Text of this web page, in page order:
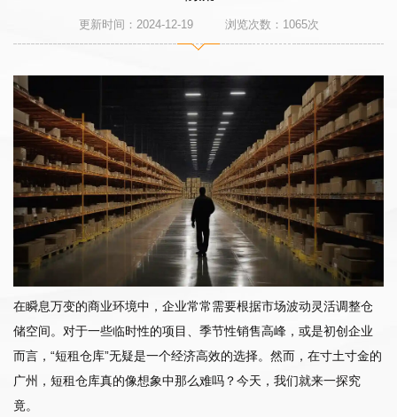
更新时间：2024-12-19 浏览次数： 1065次
在瞬息万变的商业环境中，企业常常需要根据市场波动灵活调整仓
储空间。对于一些临时性的项目、季节性销售高峰，或是初创企业
而言，“短租仓库”无疑是一个经济高效的选择。然而，在寸土寸金的
广州，短租仓库真的像想象中那么难吗？今天，我们就来一探究
竟。